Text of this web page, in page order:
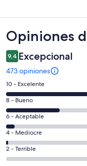
Opiniones
Opiniones
9,4 Excepcional
473 opiniones
Evaluación:
10
-
Excelente.
332
de
473
opiniones
10 - Excelente
Evaluación:
8
-
Bueno.
116
de
8 - Bueno
Evaluación:
6
-
Aceptable.
18
6 - Aceptable
Evaluación:
4
-
4 - Mediocre
Evaluación:
2
2 - Terrible